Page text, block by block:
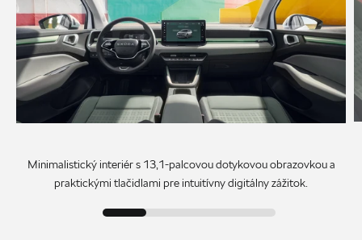
Minimalistický interiér s 13,1-palcovou dotykovou obrazovkou a
praktickými tlačidlami pre intuitívny digitálny zážitok.